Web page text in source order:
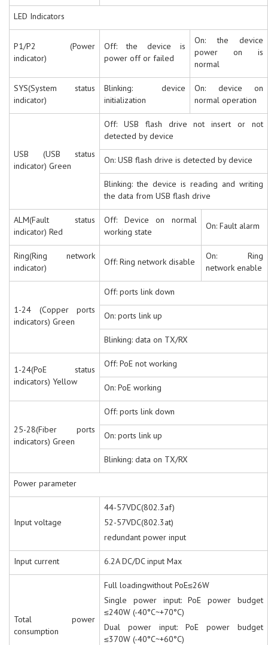
LED Indicators
P1/P2 (Power
indicator)
Off: the device is
power off or failed
On: the device
power on is
normal
SYS(System status
indicator)
Blinking: device
initialization
On: device on
normal operation
USB (USB status
indicator) Green
Off: USB flash drive not insert or not
detected by device
On: USB flash drive is detected by device
Blinking: the device is reading and writing
the data from USB flash drive
ALM(Fault status
indicator) Red
Off: Device on normal
working state
On: Fault alarm
Ring(Ring network
indicator)
Off: Ring network disable
On: Ring
network enable
1-24 (Copper ports
indicators) Green
Off: ports link down
On: ports link up
Blinking: data on TX/RX
1-24(PoE status
indicators) Yellow
Off: PoE not working
On: PoE working
25-28(Fiber ports
indicators) Green
Off: ports link down
On: ports link up
Blinking: data on TX/RX
Power parameter
Input voltage
44-57VDC(802.3af)
52-57VDC(802.3at)
redundant power input
Input current 6.2A DC/DC input Max
Total power
consumption
Full loadingwithout PoE≤26W
Single power input: PoE power budget
≤240W (-40°C~+70°C)
Dual power input: PoE power budget
≤370W (-40°C~+60°C)